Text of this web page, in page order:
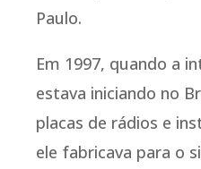
Paulo.
Em 1997, quando a
estava iniciando no
placas de rádios e
ele fabricava para o